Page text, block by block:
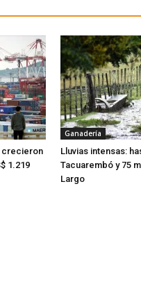
crecieron
1.219
Ganadería
Lluvias intensas:
Tacuarembó y 75
Largo